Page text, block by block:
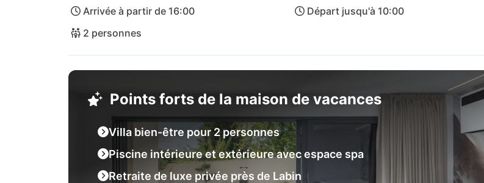
Arrivée à partir de 16:00
Départ jusqu'à 10:00
2 personnes
Points forts de la maison de vacances
Villa bien-être pour 2 personnes
Piscine intérieure et extérieure avec espace spa
Retraite de luxe privée près de Labin